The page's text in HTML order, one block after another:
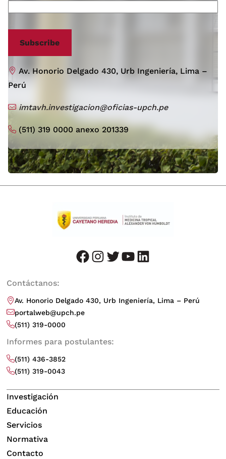
Subscribe
Av. Honorio Delgado 430, Urb Ingeniería, Lima –
Perú
imtavh.investigacion@oficias-upch.pe
(511) 319 0000 anexo 201339
facebook instagram twitter youtube LinkedIn
Contáctanos:
Av. Honorio Delgado 430, Urb Ingeniería, Lima – Perú
portalweb@upch.pe
(511) 319-0000
Informes para postulantes:
(511) 436-3852
(511) 319-0043
Investigación
Educación
Servicios
Normativa
Contacto